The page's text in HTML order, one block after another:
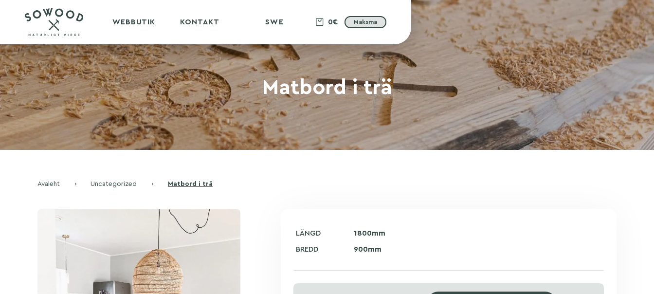
WEBBUTIK KONTAKT SWE 0€ Maksma
Matbord i trä
Avaleht › Uncategorized › Matbord i trä
LÄNGD 1800mm
BREDD 900mm